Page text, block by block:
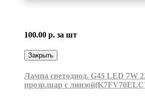
100.00 р. за шт
Закрыть
Лампа светодиод. G45 LED 7W
прозр.шар с